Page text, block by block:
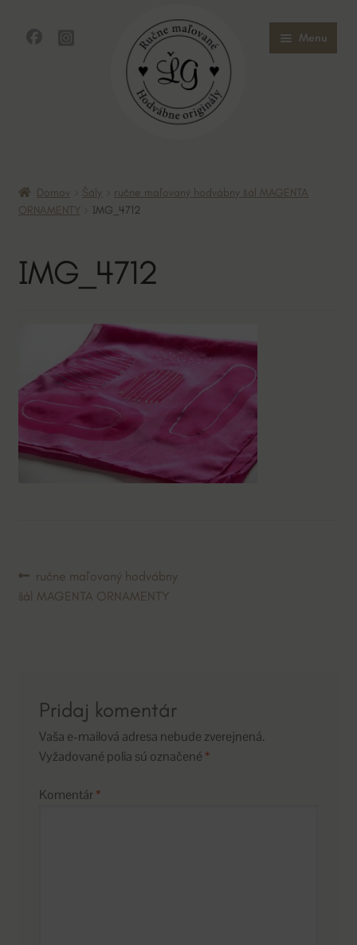
Menu
Obchod
O hodvábe
Domov Šály
ručne maľovaný hodvábny šál MAGENTA
ORNAMENTY
IMG_4712
IMG_4712
Navigácia
Predchádzajúci
článok:
ručne maľovaný hodvábny
šál MAGENTA ORNAMENTY
Pridaj komentár
Vaša e-mailová adresa nebude zverejnená.
Vyžadované polia sú označené *
Komentár*